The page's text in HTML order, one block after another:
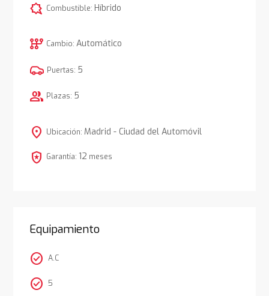
comic_bubble Combustible: Híbrido
auto_transmission Cambio: Automático
Puertas: 5
group Plazas: 5
location_on Ubicación: Madrid - Ciudad del Automóvil
local_police Garantía: 12 meses
Equipamiento
check_circle A.C
check_circle 5